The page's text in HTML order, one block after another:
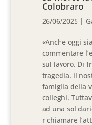
Colobraro
26/06/2025 |
«Anche oggi
commentare
sul lavoro. Di
tragedia, il
famiglia della
colleghi.
ad una
richiamare